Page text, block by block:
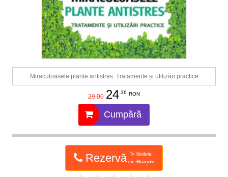
Miraculoasele plante antistres. Tratamente și utilizări practice
29.00 24.36 RON
Cumpără
Rezervă
în librăria
din Brașov